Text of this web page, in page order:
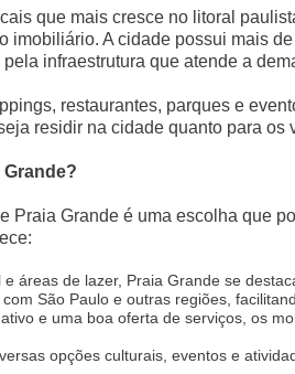
que mais cresce no litoral
imobiliário. A cidade possui mais
infraestrutura que atende a
restaurantes, parques e
residir na cidade quanto para os
Praia Grande é uma escolha que
áreas de lazer, Praia Grande se
São Paulo e outras regiões,
e uma boa oferta de serviços, os
opções culturais, eventos e